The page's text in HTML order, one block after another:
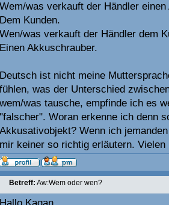
Wem/was verkauft der Händler
Dem Kunden.
Wen/was verkauft der Händler dem
Einen Akkuschrauber.
Deutsch ist nicht meine
fühlen, was der Unterschied
wem/was tausche, empfinde ich es
"falscher". Woran erkenne ich denn
Akkusativobjekt? Wenn ich
mir keiner so richtig erläutern. Vielen
Betreff: Aw:Wem oder wen?